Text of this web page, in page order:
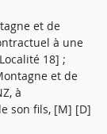
et de
à une
18] ;
et de
à
son fils, [M] [D]